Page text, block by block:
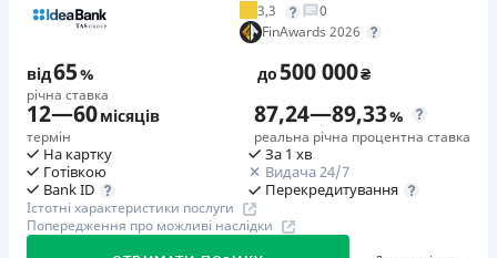
Додаткова комісія за дострокове погашення
у будь-який момент можна повністю погасити позику без
додаткових плат
Страховка
відсутня
Штрафи
Неустойка за невиконання та/або неналежне виконання
споживачем грошових зобов’язань: штраф у розмірі 75%
від суми невиконаного та/або неналежного виконання
3,3
0
FinAwards 2026
від65%
річна ставка
до500 000₴
12—60місяців
термін
87,24—89,33%
реальна річна процентна ставка
На картку
Готівкою
Bank ID
За 1 хв
Видача 24/7
Перекредитування
Істотні характеристики послуги
Попередження про можливі наслідки